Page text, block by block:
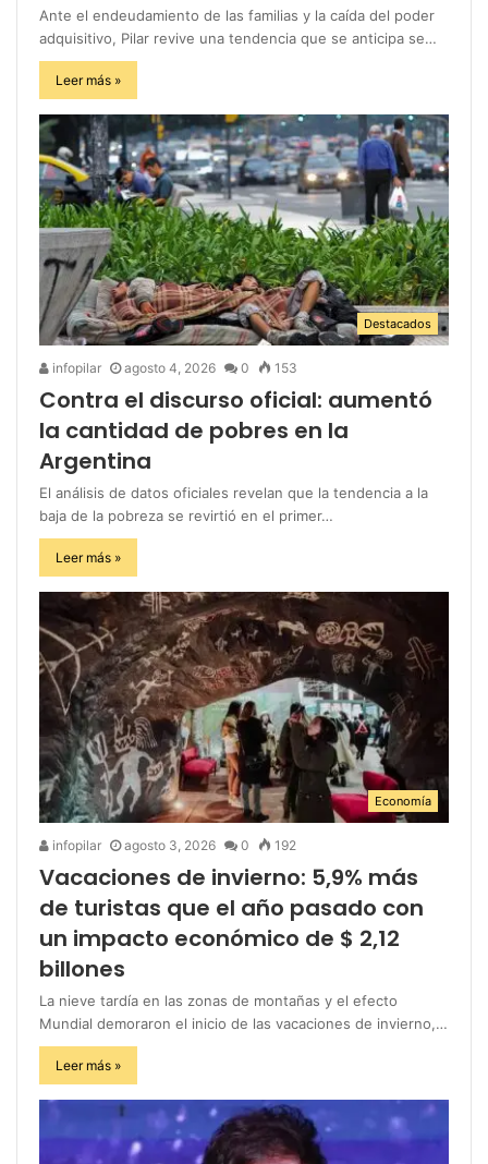
Ante el endeudamiento de las familias y la caída del poder
adquisitivo, Pilar revive una tendencia que se anticipa se…
Leer más »
Destacados
infopilar agosto 4, 2026 0 153
Contra el discurso oficial: aumentó
la cantidad de pobres en la
Argentina
El análisis de datos oficiales revelan que la tendencia a la
baja de la pobreza se revirtió en el primer…
Leer más »
Economía
infopilar agosto 3, 2026 0 192
Vacaciones de invierno: 5,9% más
de turistas que el año pasado con
un impacto económico de $ 2,12
billones
La nieve tardía en las zonas de montañas y el efecto
Mundial demoraron el inicio de las vacaciones de invierno,…
Leer más »